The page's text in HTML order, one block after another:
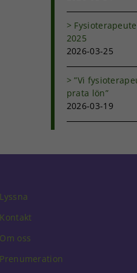
2025
2026-03-25
”Vi
prata lön”
2026-03-19
Lyssna
Kontakt
Om oss
Prenumeration